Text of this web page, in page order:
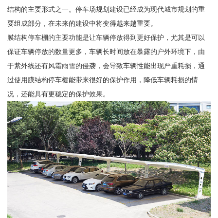
结构的主要形式之一。停车场规划建设已经成为现代城市规划的重
要组成部分，在未来的建设中将变得越来越重要。
膜结构停车棚的主要功能是让车辆停放得到更好保护，尤其是可以
保证车辆停放的数量更多，车辆长时间放在暴露的户外环境下，由
于紫外线还有风霜雨雪的侵袭，会导致车辆性能出现严重耗损，通
过使用膜结构停车棚能带来很好的保护作用，降低车辆耗损的情
况，还能具有更稳定的保护效果。